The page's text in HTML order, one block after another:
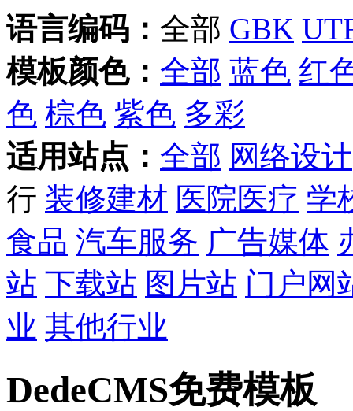
语言编码： 全部 GBK
模板颜色： 全部 蓝色 红
色 棕色 紫色 多彩
适用站点： 全部 网络设计
行 装修建材 医院医疗 学
食品 汽车服务 广告媒体
站 下载站 图片站 门户网
业 其他行业
DedeCMS免费模板